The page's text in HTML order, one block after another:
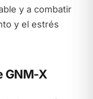
y a combatir
y el estrés
GNM-X